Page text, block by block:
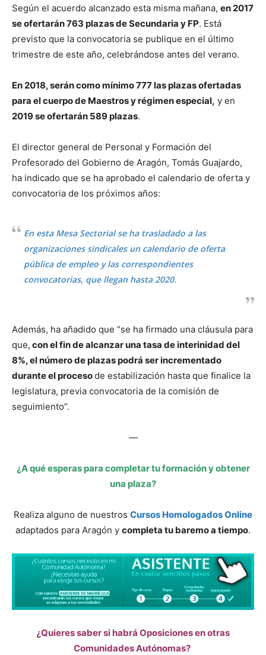
Según el acuerdo alcanzado esta misma mañana, en 2017
se ofertarán 763 plazas de Secundaria y FP. Está
previsto que la convocatoria se publique en el último
trimestre de este año, celebrándose antes del verano.
En 2018, serán como mínimo 777 las plazas ofertadas
para el cuerpo de Maestros y régimen especial, y en
2019 se ofertarán 589 plazas.
El director general de Personal y Formación del
Profesorado del Gobierno de Aragón, Tomás Guajardo,
ha indicado que se ha aprobado el calendario de oferta y
convocatoria de los próximos años:
En esta Mesa Sectorial se ha trasladado a las
organizaciones sindicales un calendario de oferta
pública de empleo y las correspondientes
convocatorias, que llegan hasta 2020.
Además, ha añadido que “se ha firmado una cláusula para
que, con el fin de alcanzar una tasa de interinidad del
8%, el número de plazas podrá ser incrementado
durante el procesode estabilización hasta que finalice la
legislatura, previa convocatoria de la comisión de
seguimiento”.
—
¿A qué esperas para completar tu formación y obtener
una plaza?
Realiza alguno de nuestros Cursos Homologados Online
adaptados para Aragón y completa tu baremo a tiempo.
¿Quieres saber si habrá Oposiciones en otras
Comunidades Autónomas?